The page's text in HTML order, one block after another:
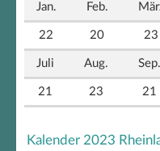
Jan. Feb.
22 20 23
Juli Aug. Sep.
21 23 21
Kalender 2023